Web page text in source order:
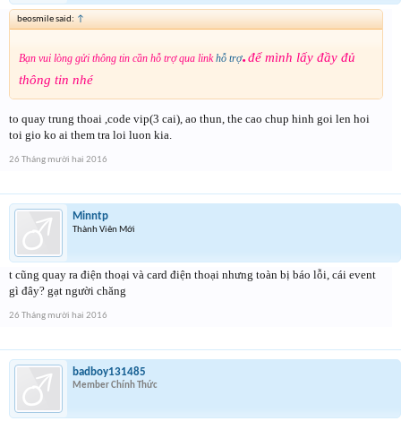
beosmile said: ↑
Bạn vui lòng gửi thông tin cần hỗ trợ qua linkhỗ trợ.để mình lấy đầy đủ
thông tin nhé
to quay trung thoai ,code vip(3 cai), ao thun, the cao chup hinh goi len hoi
toi gio ko ai them tra loi luon kia.
26 Tháng mười hai 2016
Minntp
Thành Viên Mới
t cũng quay ra điện thoại và card điện thoại nhưng toàn bị báo lỗi, cái event
gì đây? gạt người chăng
26 Tháng mười hai 2016
badboy131485
Member Chính Thức